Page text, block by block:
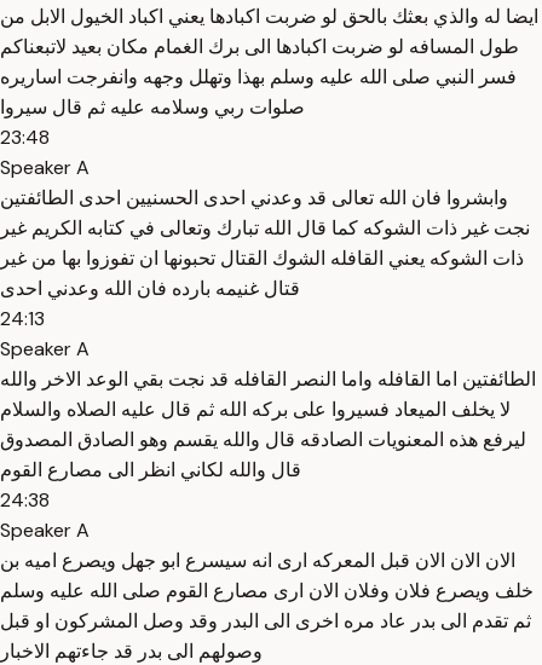
ايضا له والذي بعثك بالحق لو ضربت اكبادها يعني اكباد الخيول الابل من
طول المسافه لو ضربت اكبادها الى برك الغمام مكان بعيد لاتبعناكم
فسر النبي صلى الله عليه وسلم بهذا وتهلل وجهه وانفرجت اساريره
صلوات ربي وسلامه عليه ثم قال سيروا
23:48
Speaker A
وابشروا فان الله تعالى قد وعدني احدى الحسنيين احدى الطائفتين
نجت غير ذات الشوكه كما قال الله تبارك وتعالى في كتابه الكريم غير
ذات الشوكه يعني القافله الشوك القتال تحبونها ان تفوزوا بها من غير
قتال غنيمه بارده فان الله وعدني احدى
24:13
Speaker A
الطائفتين اما القافله واما النصر القافله قد نجت بقي الوعد الاخر والله
لا يخلف الميعاد فسيروا على بركه الله ثم قال عليه الصلاه والسلام
ليرفع هذه المعنويات الصادقه قال والله يقسم وهو الصادق المصدوق
قال والله لكاني انظر الى مصارع القوم
24:38
Speaker A
الان الان الان قبل المعركه ارى انه سيسرع ابو جهل ويصرع اميه بن
خلف ويصرع فلان وفلان الان ارى مصارع القوم صلى الله عليه وسلم
ثم تقدم الى بدر عاد مره اخرى الى البدر وقد وصل المشركون او قبل
وصولهم الى بدر قد جاءتهم الاخبار